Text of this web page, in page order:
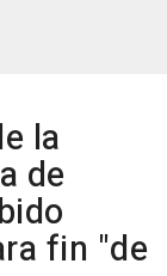
la
de
fin "de